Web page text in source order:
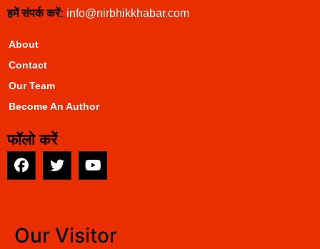
हमें संपर्क करें: info@nirbhikkhabar.com
About
Contact
Our Team
Become An Author
फॉलो करें
Our Visitor